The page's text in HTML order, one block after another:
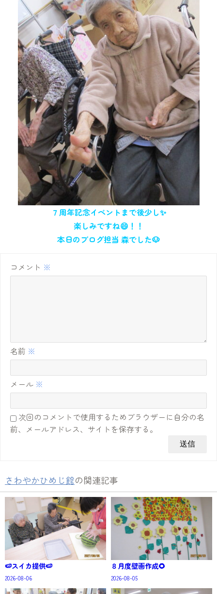
７周年記念イベントまで後少し✨
楽しみですね😄！！
本日のブログ担当 森でした🐶
コメント ※
名前 ※
メール ※
次回のコメントで使用するためブラウザーに自分の名
前、メールアドレス、サイトを保存する。
さわやかひめじ館の関連記事
🍉スイカ提供🍉
2026-08-06
８月度壁画作成🌻
2026-08-05